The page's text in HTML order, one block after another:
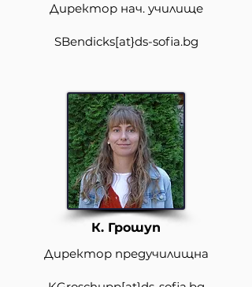
Директор нач. училище
SBendicks[at}ds-sofia.bg
К. Грошуп
Директор предучилищна